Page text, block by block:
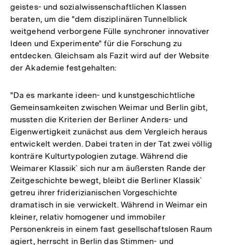
geistes- und sozialwissenschaftlichen Klassen
beraten, um die "dem disziplinären Tunnelblick
weitgehend verborgene Fülle synchroner innovativer
Ideen und Experimente" für die Forschung zu
entdecken. Gleichsam als Fazit wird auf der Website
der Akademie festgehalten:
"Da es markante ideen- und kunstgeschichtliche
Gemeinsamkeiten zwischen Weimar und Berlin gibt,
mussten die Kriterien der Berliner Anders- und
Eigenwertigkeit zunächst aus dem Vergleich heraus
entwickelt werden. Dabei traten in der Tat zwei völlig
konträre Kulturtypologien zutage. Während die
Weimarer Klassik` sich nur am äußersten Rande der
Zeitgeschichte bewegt, bleibt die Berliner Klassik`
getreu ihrer friderizianischen Vorgeschichte
dramatisch in sie verwickelt. Während in Weimar ein
kleiner, relativ homogener und immobiler
Personenkreis in einem fast gesellschaftslosen Raum
agiert, herrscht in Berlin das Stimmen- und